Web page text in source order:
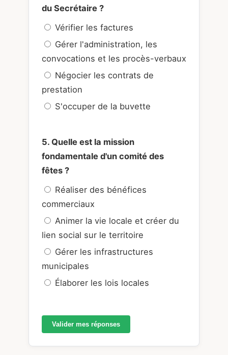
du Secrétaire ?
Vérifier les factures
Gérer l'administration, les
convocations et les procès-verbaux
Négocier les contrats de
prestation
S'occuper de la buvette
5. Quelle est la mission
fondamentale d'un comité des
fêtes ?
Réaliser des bénéfices
commerciaux
Animer la vie locale et créer du
lien social sur le territoire
Gérer les infrastructures
municipales
Élaborer les lois locales
Valider mes réponses